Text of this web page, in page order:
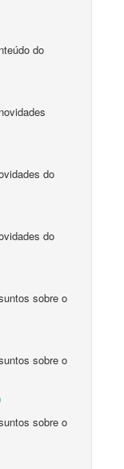
do
do
do
sobre o
sobre o
sobre o